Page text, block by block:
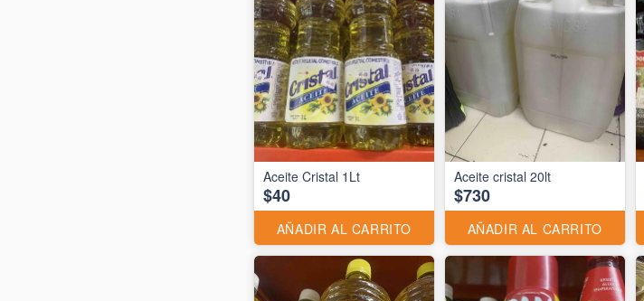
Aceite Cristal 1Lt
$40
AÑADIR AL CARRITO
Aceite cristal 20lt
$730
AÑADIR AL CARRITO